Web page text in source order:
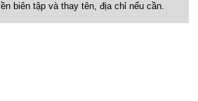
biên tập và thay tên, địa chỉ nếu cần.